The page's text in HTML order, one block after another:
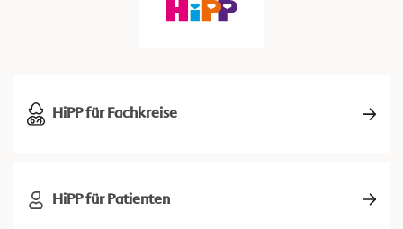
HiPP für Fachkreise
HiPP für Patienten